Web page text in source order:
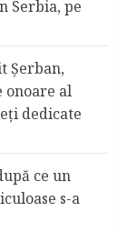
Serbia, pe
Şerban,
onoare al
dedicate
ce un
s-a